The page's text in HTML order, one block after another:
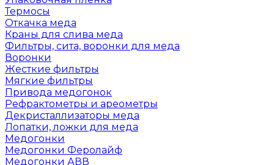
Термосы
Откачка меда
Краны для слива меда
Фильтры, сита, воронки для меда
Воронки
Жесткие фильтры
Мягкие фильтры
Привода медогонок
Рефрактометры и ареометры
Декристаллизаторы меда
Лопатки, ложки для меда
Медогонки
Медогонки Феролайф
Медогонки АВВ